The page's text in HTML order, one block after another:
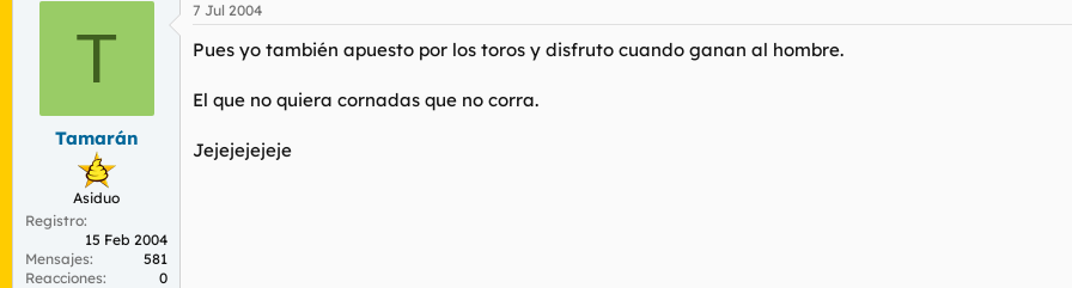
T
Tamarán
Asiduo
Registro
15 Feb 2004
Mensajes
581
Reacciones
0
7 Jul 2004
Pues yo también apuesto por los toros y disfruto cuando ganan al hombre.
El que no quiera cornadas que no corra.
Jejejejejeje